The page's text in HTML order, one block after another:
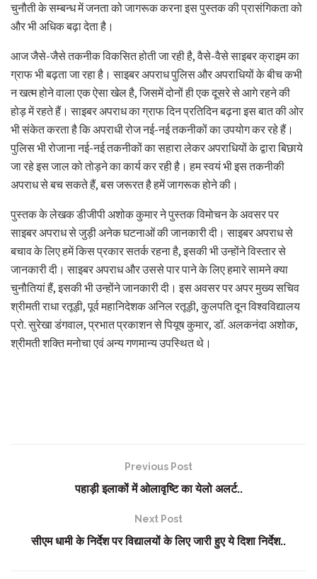
चुनौती के सम्बन्ध में जनता को जागरूक करना इस पुस्तक की प्रासंगिकता को
और भी अधिक बढ़ा देता है।
आज जैसे-जैसे तकनीक विकसित होती जा रही है, वैसे-वैसे साइबर क्राइम का
ग्राफ भी बढ़ता जा रहा है। साइबर अपराध पुलिस और अपराधियों के बीच कभी
न खत्म होने वाला एक ऐसा खेल है, जिसमें दोनों ही एक दूसरे से आगे रहने की
होड़ में रहते हैं। साइबर अपराध का ग्राफ दिन प्रतिदिन बढ़ना इस बात की ओर
भी संकेत करता है कि अपराधी रोज नई-नई तकनीकों का उपयोग कर रहे हैं।
पुलिस भी रोजाना नई-नई तकनीकों का सहारा लेकर अपराधियों के द्वारा बिछाये
जा रहे इस जाल को तोड़ने का कार्य कर रही है। हम स्वयं भी इस तकनीकी
अपराध से बच सकते हैं, बस जरूरत है हमें जागरूक होने की।
पुस्तक के लेखक डीजीपी अशोक कुमार ने पुस्तक विमोचन के अवसर पर
साइबर अपराध से जुड़ी अनेक घटनाओं की जानकारी दी। साइबर अपराध से
बचाव के लिए हमें किस प्रकार सतर्क रहना है, इसकी भी उन्होंने विस्तार से
जानकारी दी। साइबर अपराध और उससे पार पाने के लिए हमारे सामने क्या
चुनौतियां हैं, इसकी भी उन्होंने जानकारी दी। इस अवसर पर अपर मुख्य सचिव
श्रीमती राधा रतूड़ी, पूर्व महानिदेशक अनिल रतूड़ी, कुलपति दून विश्वविद्यालय
प्रो. सुरेखा डंगवाल, प्रभात प्रकाशन से पियूष कुमार, डॉ. अलकनंदा अशोक,
श्रीमती शक्ति मनोचा एवं अन्य गणमान्य उपस्थित थे।
Previous Post
पहाड़ी इलाकों में ओलावृष्टि का येलो अलर्ट..
Next Post
सीएम धामी के निर्देश पर विद्यालयों के लिए जारी हुए ये दिशा निर्देश..